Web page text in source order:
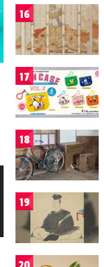
16
17
18
19